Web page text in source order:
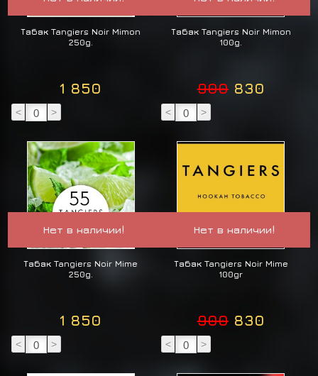
Табак Tangiers Noir Mimon
250g.
1 850
< >
Табак Tangiers Noir Mimon
100g.
900 830
< >
Нет в наличии!
Табак Tangiers Noir Mime
250g.
1 850
< >
Нет в наличии!
Табак Tangiers Noir Mime
100gr
900 830
< >